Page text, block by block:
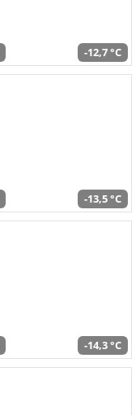
-12,7 °C
-13,5 °C
-14,3 °C